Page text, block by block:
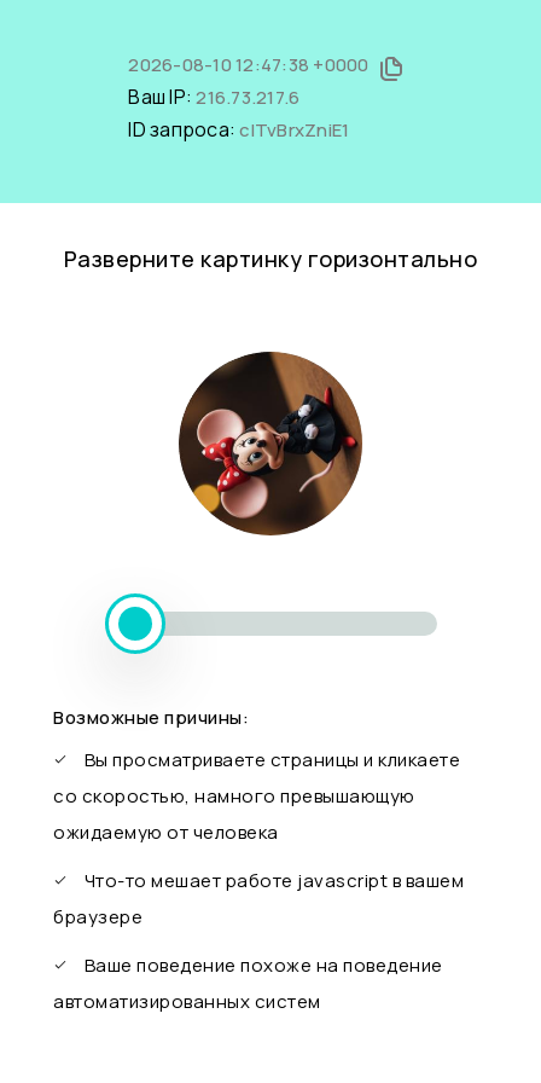
2026-08-10 12:47:38 +0000
Ваш IP:216.73.217.6
ID запроса:clTvBrxZniE1
Разверните картинку горизонтально
Возможные причины:
Вы просматриваете страницы и кликаете
со скоростью, намного превышающую
ожидаемую от человека
Что-то мешает работе javascript в вашем
браузере
Ваше поведение похоже на поведение
автоматизированных систем